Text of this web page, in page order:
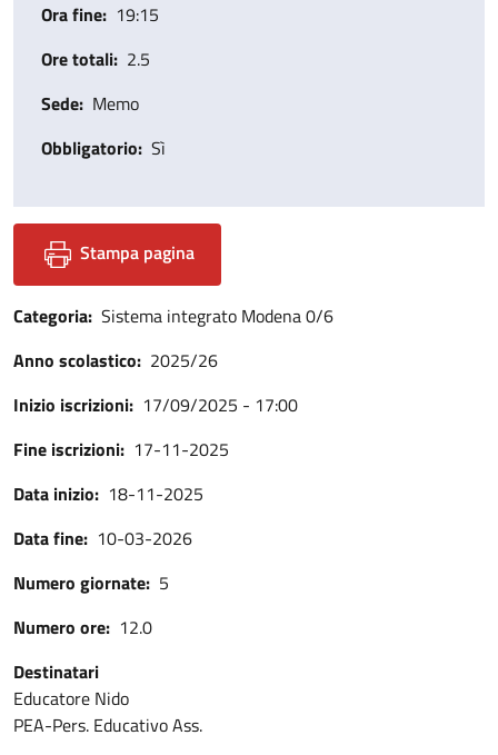
Ora fine 19:15
Ore totali 2.5
Sede Memo
Obbligatorio Sì
Stampa pagina
Categoria Sistema integrato Modena 0/6
Anno scolastico 2025/26
Inizio iscrizioni 17/09/2025 - 17:00
Fine iscrizioni 17-11-2025
Data inizio
18-11-2025
Data fine 10-03-2026
Numero giornate 5
Numero ore 12.0
Destinatari
Educatore Nido
PEA-Pers. Educativo Ass.